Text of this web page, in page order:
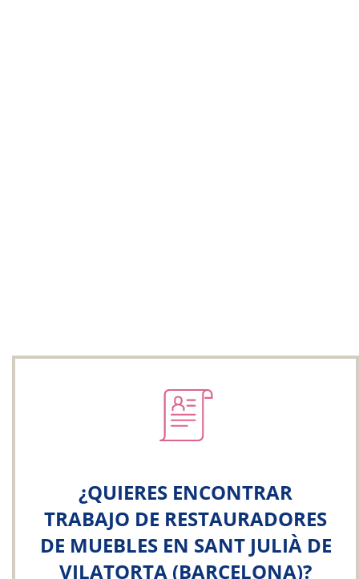
¿QUIERES ENCONTRAR
TRABAJO DE RESTAURADORES
DE MUEBLES EN SANT JULIÀ DE
VILATORTA (BARCELONA)?